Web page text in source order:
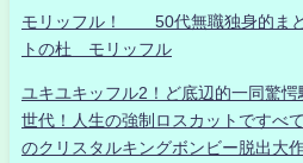
モリッフル！ 50代無職独身的まと
トの杜 モリッフル
ユキユキッフル2！ど底辺的一同驚
世代！人生の強制ロスカットですべ
のクリスタルキングボンビー脱出大